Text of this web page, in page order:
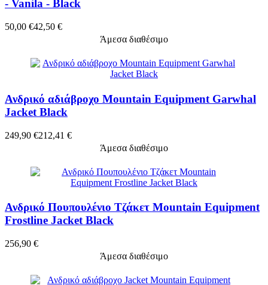
- Vanila - Black
50,00 €42,50 €
Άμεσα διαθέσιμο
Ανδρικό αδιάβροχο Mountain Equipment Garwhal
Jacket Black
249,90 €212,41 €
Άμεσα διαθέσιμο
Ανδρικό Πουπουλένιο Τζάκετ Mountain Equipment
Frostline Jacket Black
256,90 €
Άμεσα διαθέσιμο